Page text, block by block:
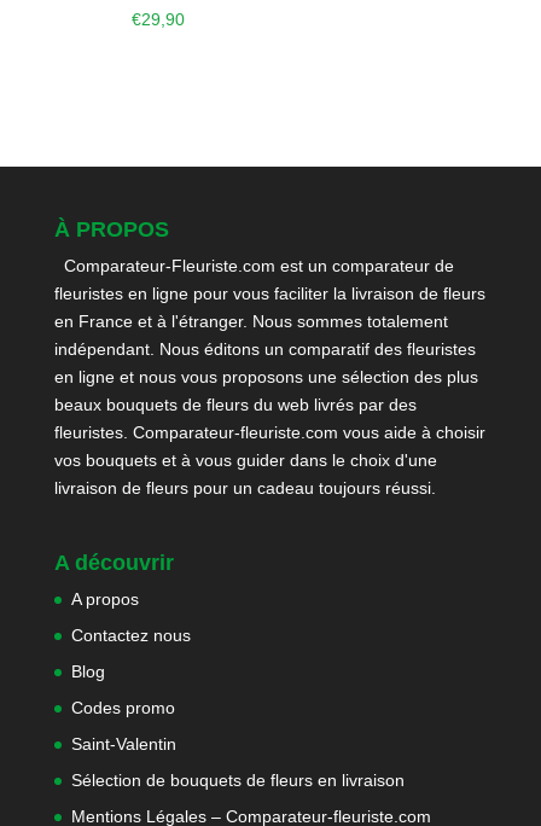
€29,90
À PROPOS
Comparateur-Fleuriste.com est un comparateur de
fleuristes en ligne pour vous faciliter la livraison de fleurs
en France et à l'étranger. Nous sommes totalement
indépendant. Nous éditons un comparatif des fleuristes
en ligne et nous vous proposons une sélection des plus
beaux bouquets de fleurs du web livrés par des
fleuristes. Comparateur-fleuriste.com vous aide à choisir
vos bouquets et à vous guider dans le choix d'une
livraison de fleurs pour un cadeau toujours réussi.
A découvrir
A propos
Contactez nous
Blog
Codes promo
Saint-Valentin
Sélection de bouquets de fleurs en livraison
Mentions Légales – Comparateur-fleuriste.com